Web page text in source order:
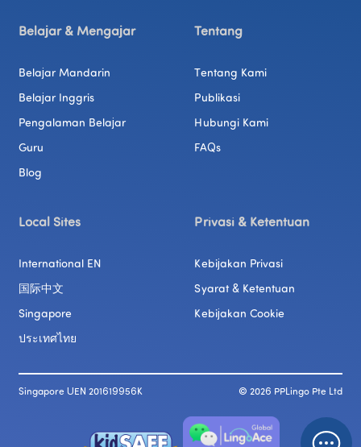
Belajar & Mengajar
Belajar Mandarin
Belajar Inggris
Pengalaman Belajar
Guru
Blog
Tentang
Tentang Kami
Publikasi
Hubungi Kami
FAQs
Local Sites
International EN
国际中文
Singapore
ประเทศไทย
Privasi & Ketentuan
Kebijakan Privasi
Syarat & Ketentuan
Kebijakan Cookie
Singapore UEN 201619956K © 2026 PPLingo Pte Ltd